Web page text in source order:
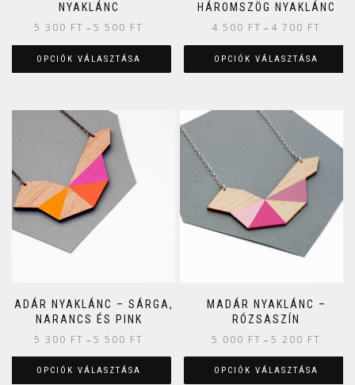
NYAKLÁNC
5 300 FT – 5 500 FT
OPCIÓK VÁLASZTÁSA
HÁROMSZÖG NYAKLÁNC
4 500 FT – 4 700 FT
OPCIÓK VÁLASZTÁSA
MADÁR NYAKLÁNC – SÁRGA,
NARANCS ÉS PINK
5 300 FT – 5 500 FT
OPCIÓK VÁLASZTÁSA
MADÁR NYAKLÁNC –
RÓZSASZÍN
5 000 FT – 5 200 FT
OPCIÓK VÁLASZTÁSA